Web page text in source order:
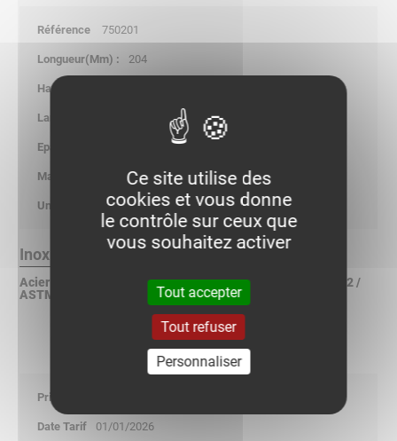
750201
204
kg/p
Inox 316L Finition :
Acier inoxydable X2CrNiMo 17-12-2 suivant NF EN 10088-2 /
ASTM A240 / DIN 17440
01/01/2026
Ce site utilise des
cookies et vous donne
le contrôle sur ceux que
vous souhaitez activer
Tout accepter
Tout refuser
Personnaliser